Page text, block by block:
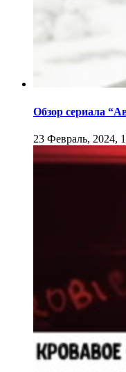
Обзор сериала
23 Февраль, 2024,